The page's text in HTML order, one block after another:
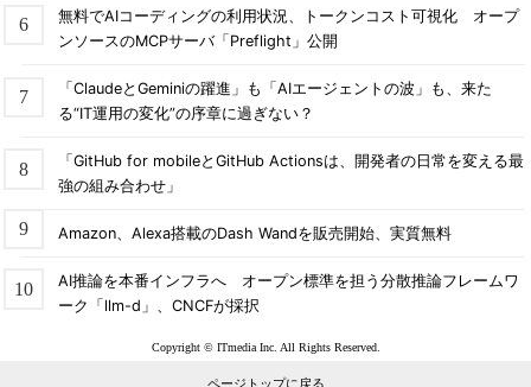
無料でAIコーディングの利用状況、トークンコスト可視化 オープ
ンソースのMCPサーバ「Preflight」公開
「ClaudeとGeminiの躍進」も「AIエージェントの波」も、来た
る“IT運用の変化”の序章に過ぎない？
「GitHub for mobileとGitHub Actionsは、開発者の日常を変える最
強の組み合わせ」
Amazon、Alexa搭載のDash Wandを販売開始、実質無料
AI推論を本番インフラへ オープン標準を担う分散推論フレームワ
ーク「llm-d」、CNCFが採択
Copyright © ITmedia Inc. All Rights Reserved.